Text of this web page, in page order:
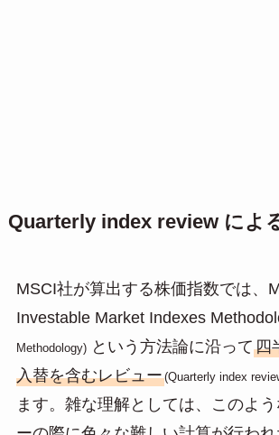
Quarterly index review によ
MSCI社が算出する株価指数では、
Investable Market Indexes
Methodology)という方法論に沿って四
入替を含むレビュー(Quarterly index
ます。雑な理解としては、このよ